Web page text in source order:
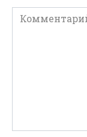
Комментарий